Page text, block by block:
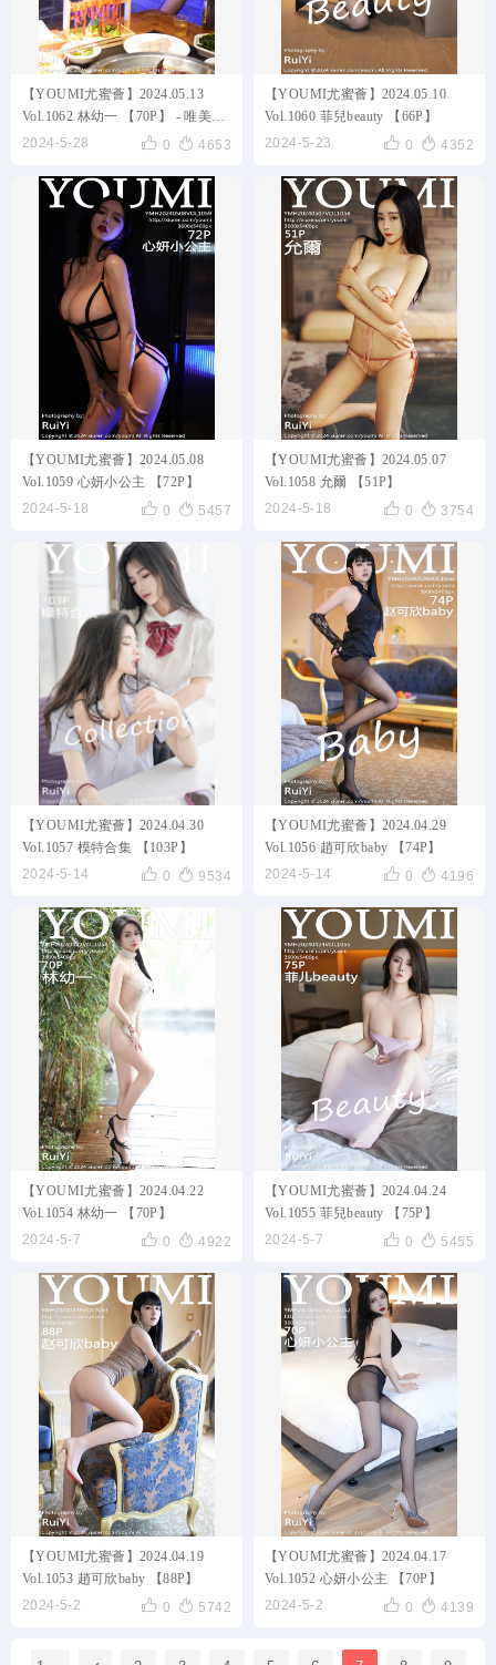
【YOUMI尤蜜薈】2024.05.13
Vol.1062 林幼一 【70P】 - 唯美貼
圖 - 141華人社區
2024-5-28  0  4653
【YOUMI尤蜜薈】2024.05.10
Vol.1060 菲兒beauty 【66P】
2024-5-23
 0  4352
【YOUMI尤蜜薈】2024.05.08
Vol.1059 心妍小公主 【72P】
2024-5-18
 0  5457
【YOUMI尤蜜薈】2024.05.07
Vol.1058 允爾 【51P】
2024-5-18
 0  3754
【YOUMI尤蜜薈】2024.04.30
Vol.1057 模特合集 【103P】
2024-5-14
 0  9534
【YOUMI尤蜜薈】2024.04.29
Vol.1056 趙可欣baby 【74P】
2024-5-14
 0  4196
【YOUMI尤蜜薈】2024.04.22
Vol.1054 林幼一 【70P】
2024-5-7
 0  4922
【YOUMI尤蜜薈】2024.04.24
Vol.1055 菲兒beauty 【75P】
2024-5-7
 0  5455
【YOUMI尤蜜薈】2024.04.19
Vol.1053 趙可欣baby 【88P】
2024-5-2
 0  5742
【YOUMI尤蜜薈】2024.04.17
Vol.1052 心妍小公主 【70P】
2024-5-2
 0  4139